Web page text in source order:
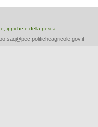
DOCUMENTI
ippiche e della pesca